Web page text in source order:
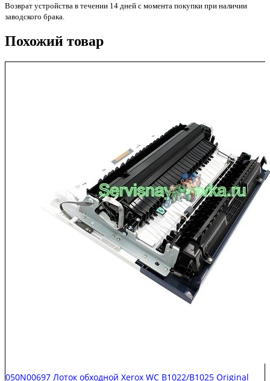
Возврат устройства в течении 14 дней с момента покупки при наличии
заводского брака.
Похожий товар
050N00697 Лоток обходной Xerox WC B1022/B1025 Original